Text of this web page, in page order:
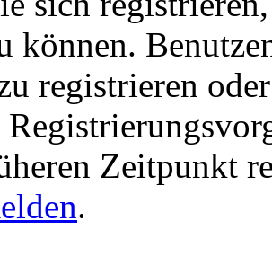
können.
registrieren
Zeitpunkt
.